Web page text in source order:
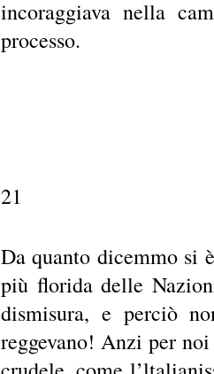
incoraggiava nella
processo.
21
Da quanto dicemmo si
più florida delle
dismisura, e perciò
reggevano! Anzi per